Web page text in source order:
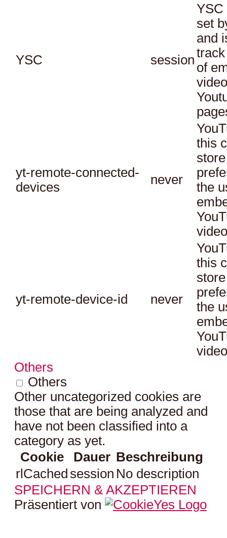
YSC session
YSC
set
and
of
yt-remote-connected-
devices
never
this
the
yt-remote-device-id never
this
the
Others
Others
Other uncategorized cookies are
those that are being analyzed and
have not been classified into a
category as yet.
Cookie
Dauer Beschreibung
rlCached session No description
SPEICHERN & AKZEPTIEREN
Präsentiert von